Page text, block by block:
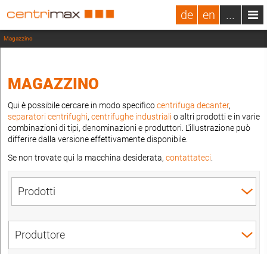
de en ...
Magazzino
MAGAZZINO
Qui è possibile cercare in modo specificocentrifuga decanter,
separatori centrifughi, centrifughe industriali o altri prodotti e in varie
combinazioni di tipi, denominazioni e produttori. L'illustrazione può
differire dalla versione effettivamente disponibile.
Se non trovate qui la macchina desiderata, contattateci